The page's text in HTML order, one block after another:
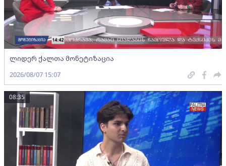
ლიდერ ქალთა მონეტიზაცია
2026/08/07 15:07
08:35